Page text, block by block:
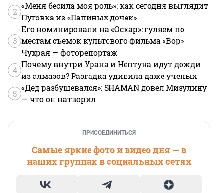
2
«Меня бесила моя роль»: как сегодня выглядит
Пуговка из «Папиных дочек»
3
Его номинировали на «Оскар»: гуляем по
местам съемок культового фильма «Вор»
Чухрая — фоторепортаж
4
Почему внутри Урана и Нептуна идут дожди
из алмазов? Разгадка удивила даже ученых
5
«Дед разбушевался»: SHAMAN довел Мизулину
— что он натворил
ПРИСОЕДИНИТЬСЯ
Самые яркие фото и видео дня — в
наших группах в социальных сетях